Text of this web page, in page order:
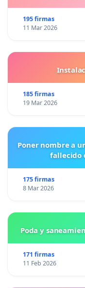
195 firmas
11 Mar 2026
185 firmas
19 Mar 2026
Poner nombre a
fallecido
175 firmas
8 Mar 2026
Poda y
171 firmas
11 Feb 2026